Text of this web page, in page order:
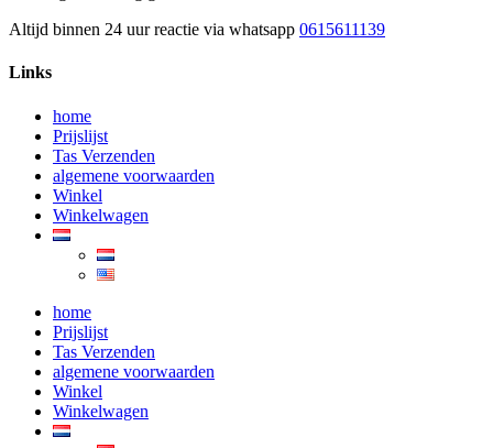
Altijd binnen 24 uur reactie via whatsapp 0615611139
Links
home
Prijslijst
Tas Verzenden
algemene voorwaarden
Winkel
Winkelwagen
home
Prijslijst
Tas Verzenden
algemene voorwaarden
Winkel
Winkelwagen